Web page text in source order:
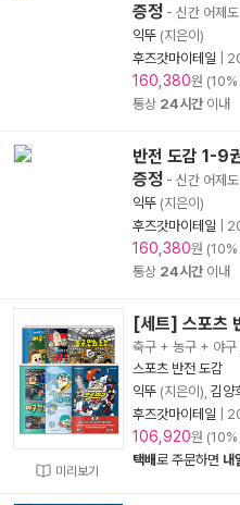
증정 - 신간 어제
익뚜 (지은이)
후즈갓마이테일
160,380원
통상 24시간이내
반전 도감 1-9
증정 - 신간 어제
익뚜 (지은이)
후즈갓마이테일
160,380원
통상 24시간이내
미리보기
[세트] 스포츠
축구 + 농구 + 야
스포츠 반전 도감
익뚜 (지은이), 김양
후즈갓마이테일
106,920원
택배로 주문하면 내